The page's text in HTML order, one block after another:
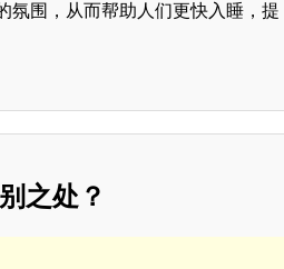
氛围，从而帮助人们更快入睡，提
之处？